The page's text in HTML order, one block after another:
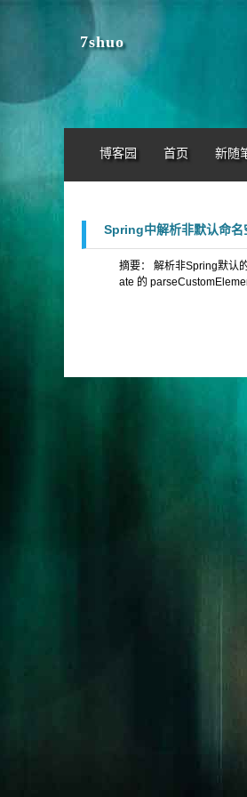
7shuo
博客园 首页 新随
Spring中解析非默认命名
摘要： 解析非Spring默认
ate 的